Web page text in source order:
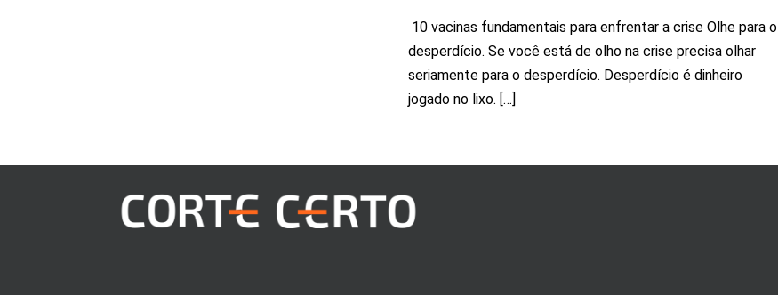
10 vacinas fundamentais para enfrentar a crise Olhe para o
desperdício. Se você está de olho na crise precisa olhar
seriamente para o desperdício. Desperdício é dinheiro
jogado no lixo. […]